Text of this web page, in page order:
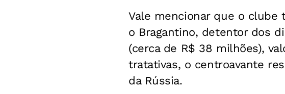
Vale mencionar que o clube
o Bragantino, detentor dos
(cerca de R$ 38 milhões),
tratativas, o centroavante
da Rússia.